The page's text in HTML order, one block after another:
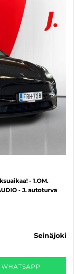
- 1.OM.
- J. autoturva
seinäjoki
WHATSAPP